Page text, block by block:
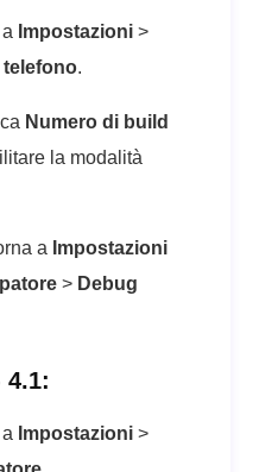
Impostazioni >
telefono.
Numero di build
la modalità
a Impostazioni
> Debug
4.1:
Impostazioni >